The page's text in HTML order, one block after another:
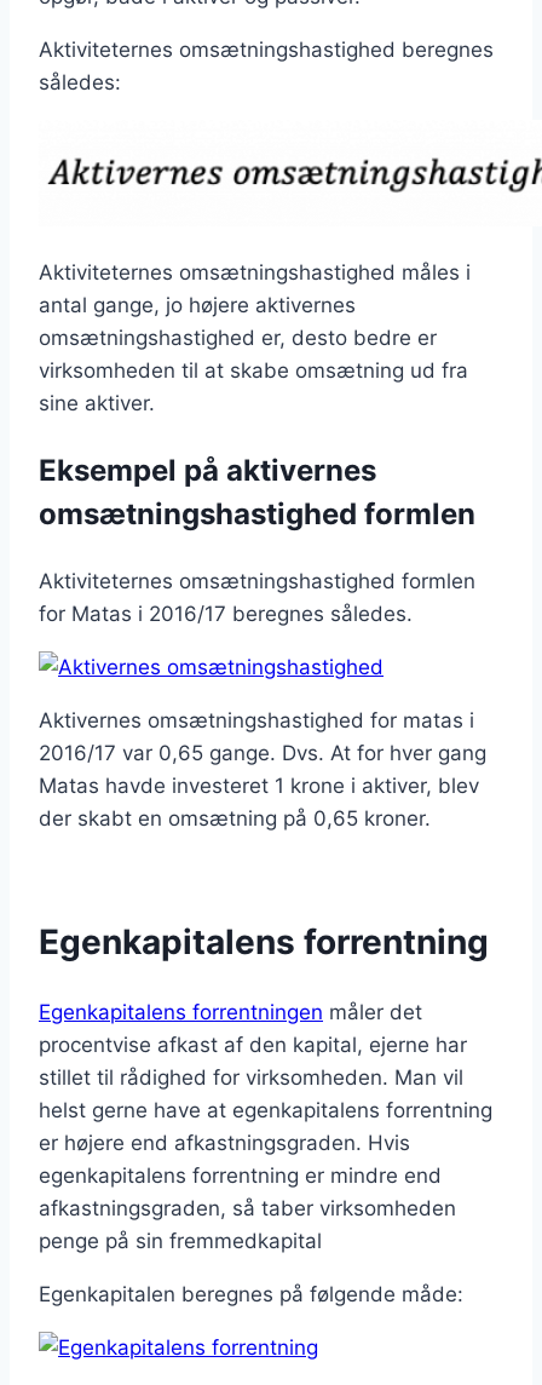
Aktiviteternes omsætningshastighed beregnes
således:
Aktiviteternes omsætningshastighed måles i
antal gange, jo højere aktivernes
omsætningshastighed er, desto bedre er
virksomheden til at skabe omsætning ud fra
sine aktiver.
Eksempel på aktivernes
omsætningshastighed formlen
Aktiviteternes omsætningshastighed formlen
for Matas i 2016/17 beregnes således.
Aktivernes omsætningshastighed for matas i
2016/17 var 0,65 gange. Dvs. At for hver gang
Matas havde investeret 1 krone i aktiver, blev
der skabt en omsætning på 0,65 kroner.
Egenkapitalens forrentning
Egenkapitalens forrentningen måler det
procentvise afkast af den kapital, ejerne har
stillet til rådighed for virksomheden. Man vil
helst gerne have at egenkapitalens forrentning
er højere end afkastningsgraden. Hvis
egenkapitalens forrentning er mindre end
afkastningsgraden, så taber virksomheden
penge på sin fremmedkapital
Egenkapitalen beregnes på følgende måde: